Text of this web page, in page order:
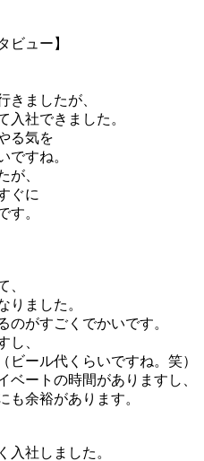
ビュー】
きましたが、
入社できました。
る気を
ですね。
が、
ぐに
す。
、
りました。
のがすごくでかいです。
し、
ビール代くらいですね。笑）
ベートの時間がありますし、
も余裕があります。
入社しました。